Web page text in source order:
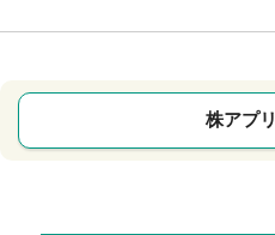
株アプ